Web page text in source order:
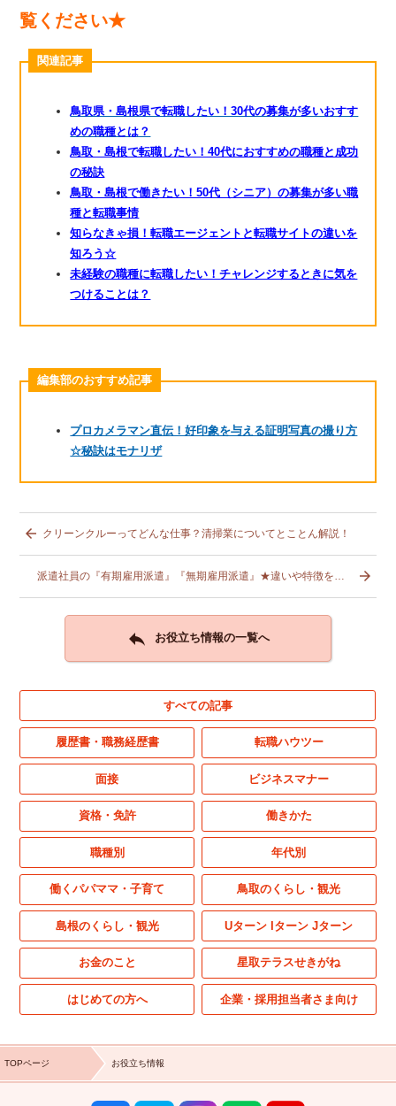
覧ください★
関連記事
鳥取県・島根県で転職したい！30代の募集が多いおすす
めの職種とは？
鳥取・島根で転職したい！40代におすすめの職種と成功
の秘訣
鳥取・島根で働きたい！50代（シニア）の募集が多い職
種と転職事情
知らなきゃ損！転職エージェントと転職サイトの違いを
知ろう☆
未経験の職種に転職したい！チャレンジするときに気を
つけることは？
編集部のおすすめ記事
プロカメラマン直伝！好印象を与える証明写真の撮り方
☆秘訣はモナリザ
 クリーンクルーってどんな仕事？清掃業についてとことん解説！

 お役立ち情報の一覧へ
すべての記事
履歴書・職務経歴書 転職ハウツー
面接 ビジネスマナー
資格・免許 働きかた
職種別 年代別
働くパパママ・子育て 鳥取のくらし・観光
島根のくらし・観光 Uターン Iターン Jターン
お金のこと 星取テラスせきがね
はじめての方へ 企業・採用担当者さま向け
TOPページ お役立ち情報